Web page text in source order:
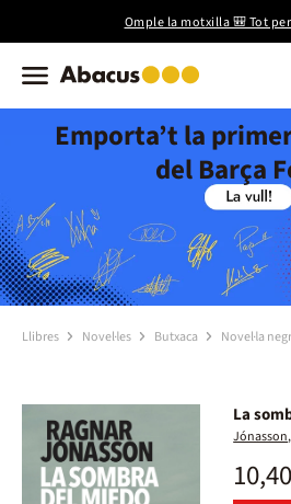
Omple la motxilla 🎒 Tot
Emporta’t la
del Barça
Llibres Novel·les Butxaca Novel·la
La